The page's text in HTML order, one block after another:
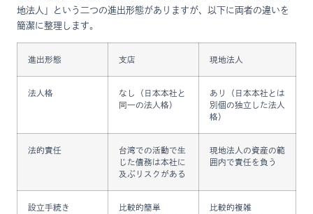
地法人」という二つの進出形態がありますが、以下に両者の違いを
簡潔に整理します。
進出形態 支店 現地法人
法人格
なし（日本本社と
同一の法人格）
あり（日本本社とは
別個の独立した法人
格）
法的責任
台湾での活動で生
じた債務は本社に
及ぶリスクがある
現地法人の資産の範
囲内で責任を負う
設立手続き
比較的簡単
比較的複雑